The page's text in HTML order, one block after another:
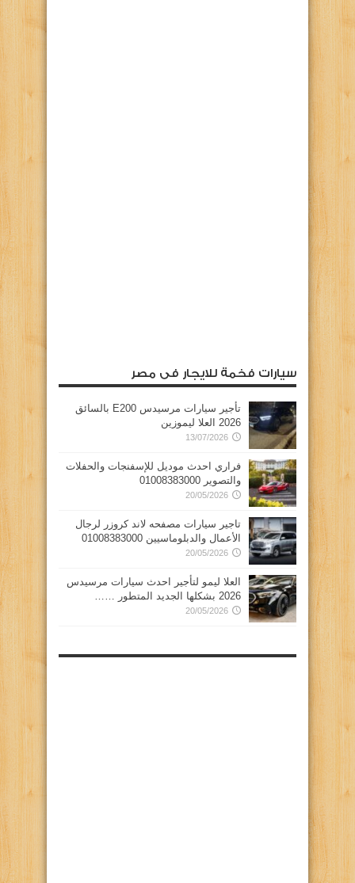
سيارات فخمة للايجار فى مصر
تأجير سيارات مرسيدس E200 بالسائق
2026 العلا ليموزين
13/07/2026
فراري احدث موديل للإسفنجات والحفلات
والتصوير 01008383000
20/05/2026
تاجير سيارات مصفحه لاند كروزر لرجال
الأعمال والدبلوماسيين 01008383000
20/05/2026
العلا ليمو لتأجير احدث سيارات مرسيدس
2026 بشكلها الجديد المتطور ……
20/05/2026